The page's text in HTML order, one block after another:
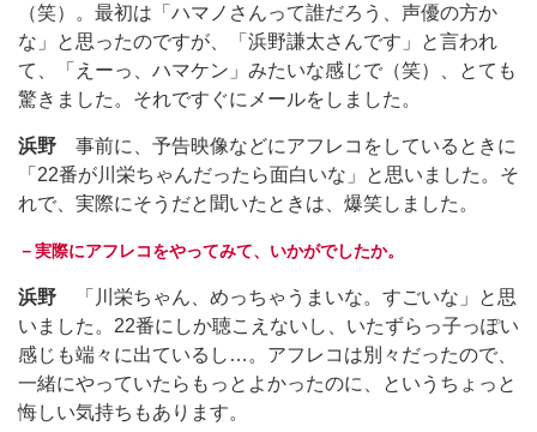
（笑）。最初は「ハマノさんって誰だろう、声優の方か
な」と思ったのですが、「浜野謙太さんです」と言われ
て、「えーっ、ハマケン」みたいな感じで（笑）、とても
驚きました。それですぐにメールをしました。
浜野 事前に、予告映像などにアフレコをしているときに
「22番が川栄ちゃんだったら面白いな」と思いました。そ
れで、実際にそうだと聞いたときは、爆笑しました。
－実際にアフレコをやってみて、いかがでしたか。
浜野 「川栄ちゃん、めっちゃうまいな。すごいな」と思
いました。22番にしか聴こえないし、いたずらっ子っぽい
感じも端々に出ているし…。アフレコは別々だったので、
一緒にやっていたらもっとよかったのに、というちょっと
悔しい気持ちもあります。